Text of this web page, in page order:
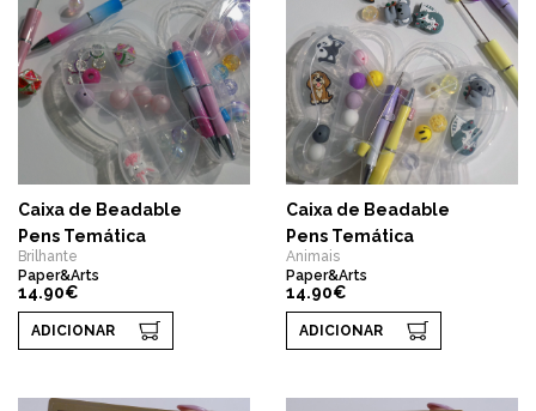
Caixa de Beadable
Pens Temática
Brilhante
Paper&Arts
14.90€
ADICIONAR
Caixa de Beadable
Pens Temática
Animais
Paper&Arts
14.90€
ADICIONAR